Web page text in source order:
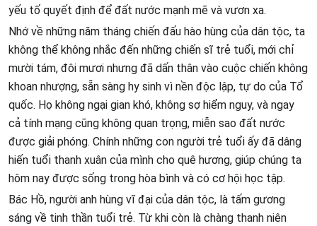
yếu tố quyết định để đất nước mạnh mẽ và vươn xa.
Nhớ về những năm tháng chiến đấu hào hùng của dân tộc, ta
không thể không nhắc đến những chiến sĩ trẻ tuổi, mới chỉ
mười tám, đôi mươi nhưng đã dấn thân vào cuộc chiến không
khoan nhượng, sẵn sàng hy sinh vì nền độc lập, tự do của Tổ
quốc. Họ không ngại gian khó, không sợ hiểm nguy, và ngay
cả tính mạng cũng không quan trọng, miễn sao đất nước
được giải phóng. Chính những con người trẻ tuổi ấy đã dâng
hiến tuổi thanh xuân của mình cho quê hương, giúp chúng ta
hôm nay được sống trong hòa bình và có cơ hội học tập.
Bác Hồ, người anh hùng vĩ đại của dân tộc, là tấm gương
sáng về tinh thần tuổi trẻ. Từ khi còn là chàng thanh niên